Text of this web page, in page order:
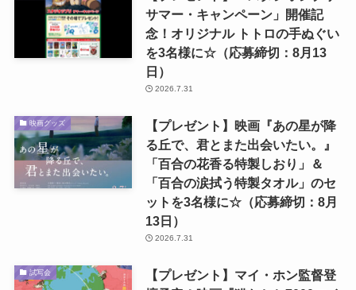
サマー・キャンペーン」開催記
念！オリジナル トトロの手ぬぐい
を3名様に☆（応募締切：8月13
日）
2026.7.31
映画グッズ
【プレゼント】映画『あの星が降
る丘で、君とまた出会いたい。』
「百合の花香る特製しおり」＆
「百合の涙拭う特製タオル」のセ
ットを3名様に☆（応募締切：8月
13日）
2026.7.31
試写会
【プレゼント】マイ・ホン監督登